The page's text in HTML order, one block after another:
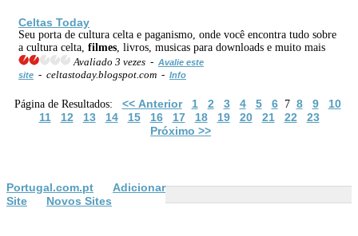
Celtas Today
Seu porta de cultura celta e paganismo, onde você encontra tudo sobre
a cultura celta, filmes , livros, musicas para downloads e muito mais
Avaliado 3 vezes - Avalie este
site - celtastoday.blogspot.com - Info
Página de Resultados: << Anterior 1 2 3 4 5 67 8 9
10
11
12 13 14 15 16 17 18 19 20 21 22
23
Próximo >>
Portugal.com.pt
Adicionar
Site
Novos Sites